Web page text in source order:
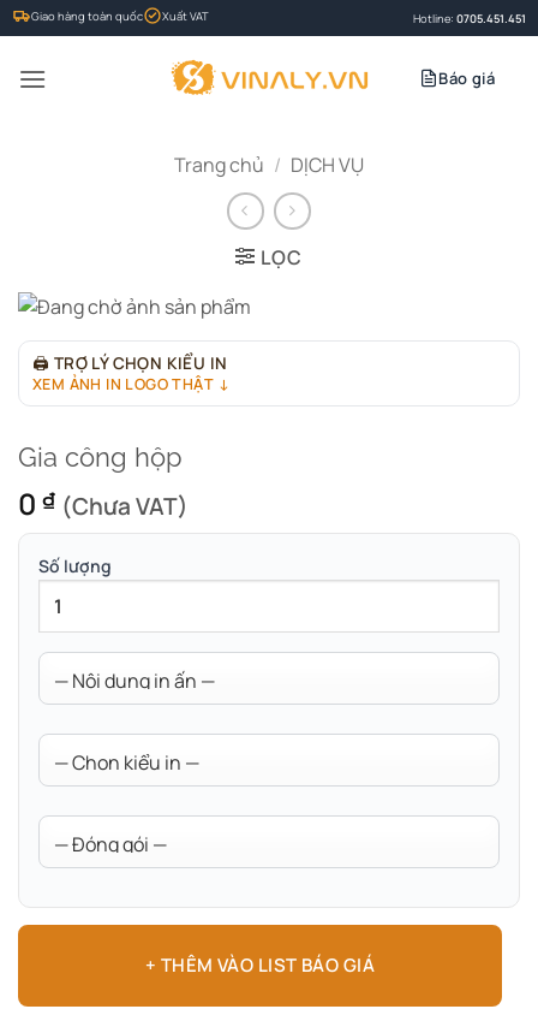
Bỏ
qua
nội
Giao hàng toàn quốc Xuất VAT Hotline: 0705.451.451
Báo giá
Trang chủ / DỊCH VỤ
LỌC
🖨 TRỢ LÝ CHỌN KIỂU IN
XEM ẢNH IN LOGO THẬT ↓
Gia công hộp
0 ₫ (Chưa VAT)
Số lượng
+ THÊM VÀO LIST BÁO GIÁ